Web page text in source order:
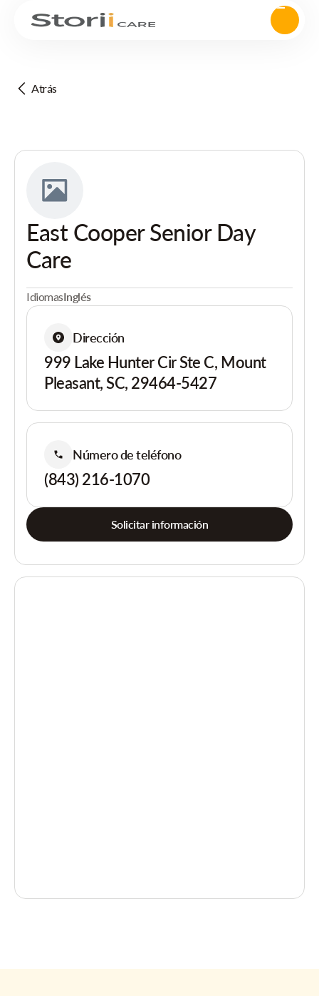
Atrás
East Cooper Senior Day
Care
IdiomasInglés
Dirección
999 Lake Hunter Cir Ste C, Mount
Pleasant, SC, 29464-5427
Número de teléfono
(843) 216-1070
Solicitar información